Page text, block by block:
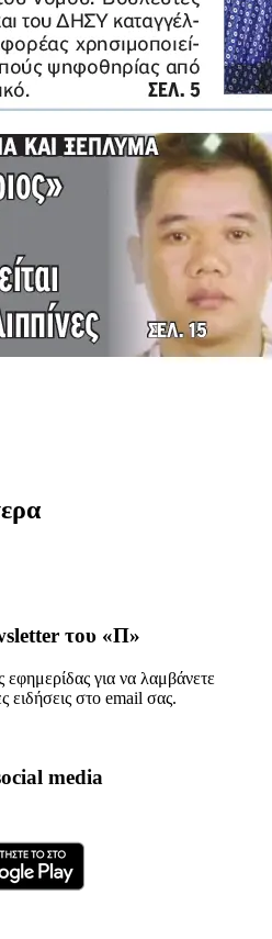
του «Π»
για να λαμβάνετε
ειδήσεις στο email σας.
media